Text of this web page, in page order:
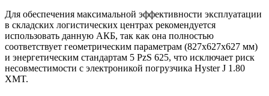
Для обеспечения максимальной эффективности эксплуатации
в складских логистических центрах рекомендуется
использовать данную АКБ, так как она полностью
соответствует геометрическим параметрам (827x627x627 мм)
и энергетическим стандартам 5 PzS 625, что исключает риск
несовместимости с электроникой погрузчика Hyster J 1.80
XMT.